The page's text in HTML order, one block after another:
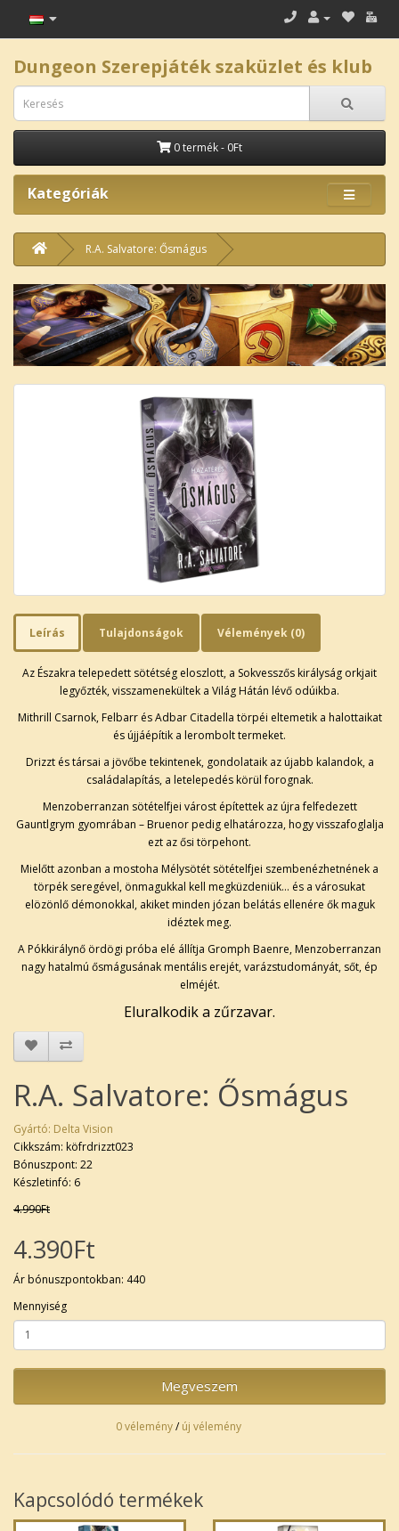
Dungeon Szerepjáték szaküzlet és klub
0 termék - 0Ft
Kategóriák
R.A. Salvatore: Ősmágus
Leírás Tulajdonságok Vélemények (0)
Az Északra telepedett sötétség eloszlott, a Sokvesszős királyság orkjait
legyőzték, visszamenekültek a Világ Hátán lévő odúikba.
Mithrill Csarnok, Felbarr és Adbar Citadella törpéi eltemetik a halottaikat
és újjáépítik a lerombolt termeket.
Drizzt és társai a jövőbe tekintenek, gondolataik az újabb kalandok, a
családalapítás, a letelepedés körül forognak.
Menzoberranzan sötételfjei várost építettek az újra felfedezett
Gauntlgrym gyomrában – Bruenor pedig elhatározza, hogy visszafoglalja
ezt az ősi törpehont.
Mielőtt azonban a mostoha Mélysötét sötételfjei szembenézhetnének a
törpék seregével, önmagukkal kell megküzdeniük… és a városukat
elözönlő démonokkal, akiket minden józan belátás ellenére ők maguk
idéztek meg.
A Pókkirálynő ördögi próba elé állítja Gromph Baenre, Menzoberranzan
nagy hatalmú ősmágusának mentális erejét, varázstudományát, sőt, ép
elméjét.
Eluralkodik a zűrzavar.
R.A. Salvatore: Ősmágus
Gyártó: Delta Vision
Cikkszám: köfrdrizzt023
Bónuszpont: 22
Készletinfó: 6
4.990Ft
4.390Ft
Ár bónuszpontokban: 440
Mennyiség
Megveszem
0 vélemény/új vélemény
Kapcsolódó termékek